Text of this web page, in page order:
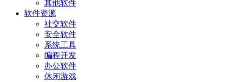
其他软件
软件资源
社交软件
安全软件
系统工具
编程开发
办公软件
休闲游戏